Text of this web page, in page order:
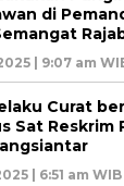
di
| 9:07 am
Curat
Sat Reskrim
| 6:51 am WIB